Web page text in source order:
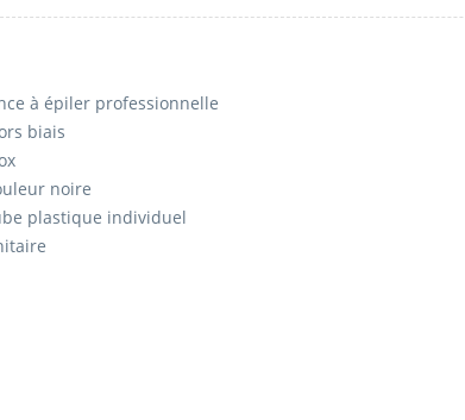
à épiler professionnelle
biais
noire
plastique individuel